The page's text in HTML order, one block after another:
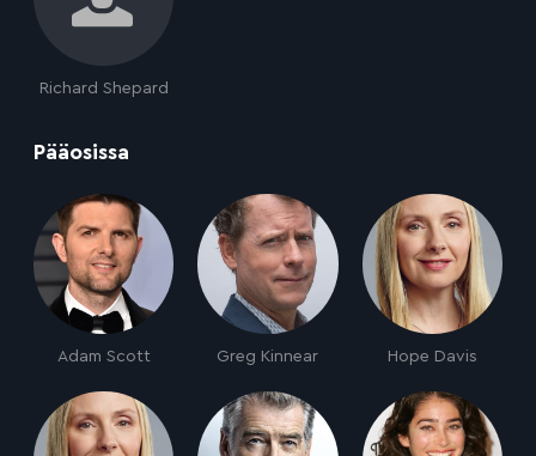
Richard Shepard
Pääosissa
Adam Scott Greg Kinnear Hope Davis